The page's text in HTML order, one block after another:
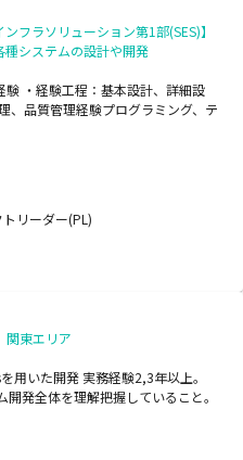
フラソリューション第1部(SES)】
システムの設計や開発
験 ・経験工程：基本設計、詳細設
、品質管理経験プログラミング、テ
リーダー(PL)
関東エリア
用いた開発 実務経験2,3年以上。
発全体を理解把握していること。